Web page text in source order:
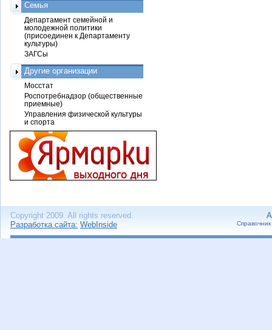
Семья
Департамент семейной и
молодежной политики
(присоединен к Департаменту
культуры)
ЗАГСы
Другие организации
Мосстат
Роспотребнадзор (общественные
приемные)
Управления физической культуры
и спорта
Copyright 2009. All rights reserved.
Разработка сайта: WebInside